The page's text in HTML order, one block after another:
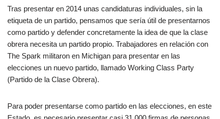
Tras presentar en 2014 unas candidaturas individuales, sin la
etiqueta de un partido, pensamos que sería útil de presentarnos
como partido y defender concretamente la idea de que la clase
obrera necesita un partido propio. Trabajadores en relación con
The Spark militaron en Michigan para presentar en las
elecciones un nuevo partido, llamado Working Class Party
(Partido de la Clase Obrera).
Para poder presentarse como partido en las elecciones, en este